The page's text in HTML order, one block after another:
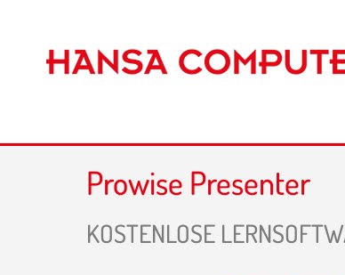
Prowise Presenter
KOSTENLOSE